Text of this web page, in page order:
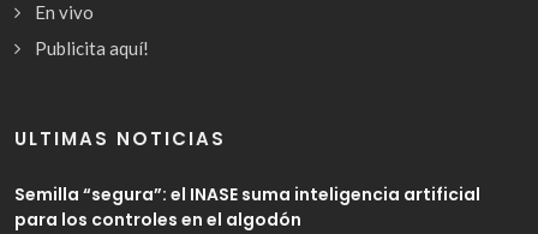
En vivo
Publicita aquí!
ULTIMAS NOTICIAS
Semilla “segura”: el INASE suma inteligencia artificial
para los controles en el algodón